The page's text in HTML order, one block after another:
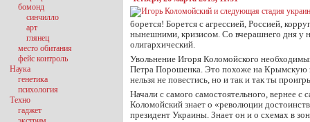
борется! Борется с агрессией, Россией,
нынешними, кризисом. Со вчерашнего дня у
олигархический.
Увольнение Игоря Коломойского
Петра Порошенка. Это похоже на Крымскую
нельзя не повестись, но и так и так ты
Начали с самого самостоятельного, вернее с
Коломойский знает о «революции
президент Украины. Знает он и о схемах в
бомонд
синчилло
арт
глянец
место обитания
фейс контроль
Наука
генетика
психология
Техно
гаджет